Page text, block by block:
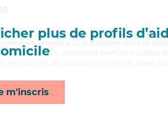
plus de profils
m'inscris
Angela a 23 ans d'expérience et
(ADVD). Maitrisant bien les troubles